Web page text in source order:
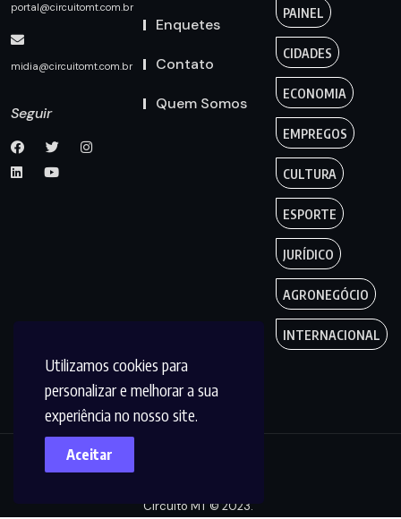
Utilizamos cookies para
personalizar e melhorar a sua
experiência no nosso site.
Aceitar
portal@circuitomt.com.br
midia@circuitomt.com.br
Seguir
Enquetes
Contato
Quem Somos
PAINEL
CIDADES
ECONOMIA
EMPREGOS
CULTURA
ESPORTE
JURÍDICO
AGRONEGÓCIO
INTERNACIONAL
Circuito MT © 2023.